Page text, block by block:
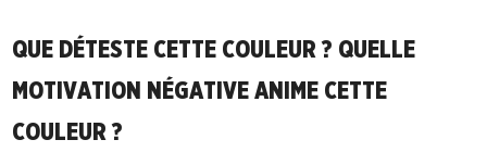
QUE DÉTESTE CETTE COULEUR ? QUELLE
MOTIVATION NÉGATIVE ANIME CETTE
COULEUR ?